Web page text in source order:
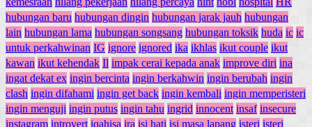
hubungan baru hubungan dingin hubungan jarak jauh hubungan
lain hubungan lama hubungan songsang hubungan toksik huda ic ic
untuk perkahwinan IG ignore ignored ika ikhlas ikut couple ikut
kawan ikut kehendak Il impak cerai kepada anak improve diri ina
ingat dekat ex ingin bercinta ingin berkahwin ingin berubah ingin
clash ingin difahami ingin get back ingin kembali ingin memperisteri
ingin menguji ingin putus ingin tahu ingrid innocent insaf insecure
instagram introvert iqahisa ira isi hati isi masa lapang isteri isteri